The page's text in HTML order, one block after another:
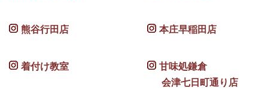
熊谷行田店 本庄早稲田店
着付け教室
甘味処鎌倉
会津七日町通り店